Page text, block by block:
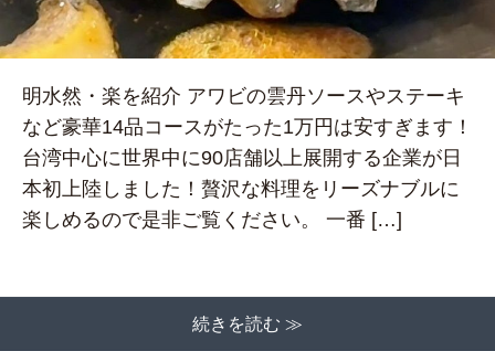
明水然・楽を紹介 アワビの雲丹ソースやステーキ
など豪華14品コースがたった1万円は安すぎます！
台湾中心に世界中に90店舗以上展開する企業が日
本初上陸しました！贅沢な料理をリーズナブルに
楽しめるので是非ご覧ください。 一番 […]
続きを読む ≫